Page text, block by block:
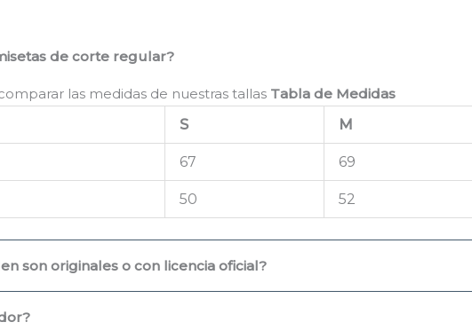
de corte regular?
las medidas de nuestras tallas Tabla de Medidas
S
M
67 69
50 52
son originales o con licencia oficial?